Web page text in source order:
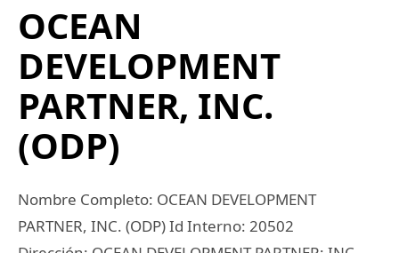
OCEAN
DEVELOPMENT
PARTNER, INC.
(ODP)
Nombre Completo: OCEAN DEVELOPMENT
PARTNER, INC. (ODP) Id Interno: 20502